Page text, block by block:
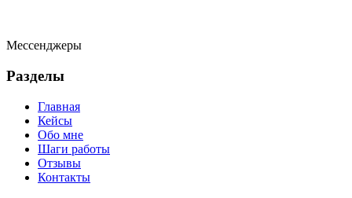
Мессенджеры
Разделы
Главная
Кейсы
Обо мне
Шаги работы
Отзывы
Контакты